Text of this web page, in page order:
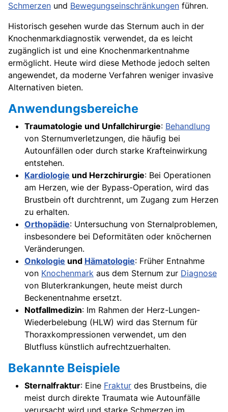
Schmerzen und Bewegungseinschränkungen führen.
Historisch gesehen wurde das Sternum auch in der
Knochenmarkdiagnostik verwendet, da es leicht
zugänglich ist und eine Knochenmarkentnahme
ermöglicht. Heute wird diese Methode jedoch selten
angewendet, da moderne Verfahren weniger invasive
Alternativen bieten.
Anwendungsbereiche
Traumatologie und Unfallchirurgie: Behandlung
von Sternumverletzungen, die häufig bei
Autounfällen oder durch starke Krafteinwirkung
entstehen.
Kardiologie und Herzchirurgie: Bei Operationen
am Herzen, wie der Bypass-Operation, wird das
Brustbein oft durchtrennt, um Zugang zum Herzen
zu erhalten.
Orthopädie: Untersuchung von Sternalproblemen,
insbesondere bei Deformitäten oder knöchernen
Veränderungen.
Onkologie und Hämatologie: Früher Entnahme
von Knochenmark aus dem Sternum zur Diagnose
von Bluterkrankungen, heute meist durch
Beckenentnahme ersetzt.
Notfallmedizin: Im Rahmen der Herz-Lungen-
Wiederbelebung (HLW) wird das Sternum für
Thoraxkompressionen verwendet, um den
Blutfluss künstlich aufrechtzuerhalten.
Bekannte Beispiele
Sternalfraktur: Eine Fraktur des Brustbeins, die
meist durch direkte Traumata wie Autounfälle
verursacht wird und starke Schmerzen im